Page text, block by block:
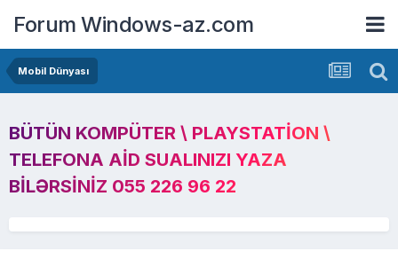
Forum Windows-az.com
Mobil Dünyası
BÜTÜN KOMPÜTER \ PLAYSTATION \
TELEFONA AID SUALINIZI YAZA
BILƏRSINIZ 055 226 96 22